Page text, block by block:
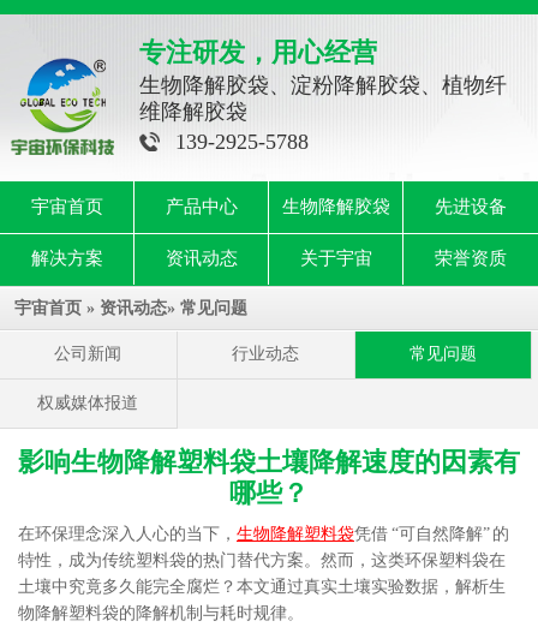
专注研发，用心经营
生物降解胶袋、淀粉降解胶袋、植物纤
维降解胶袋
139-2925-5788
宇宙首页 产品中心 生物降解胶袋 先进设备
解决方案 资讯动态 关于宇宙 荣誉资质
宇宙首页 » 资讯动态» 常见问题
公司新闻 行业动态 常见问题
权威媒体报道
影响生物降解塑料袋土壤降解速度的因素有
哪些？
在环保理念深入人心的当下， 生物降解塑料袋凭借 “可自然降解” 的
特性，成为传统塑料袋的热门替代方案。然而，这类环保塑料袋在
土壤中究竟多久能完全腐烂？本文通过真实土壤实验数据，解析生
物降解塑料袋的降解机制与耗时规律。